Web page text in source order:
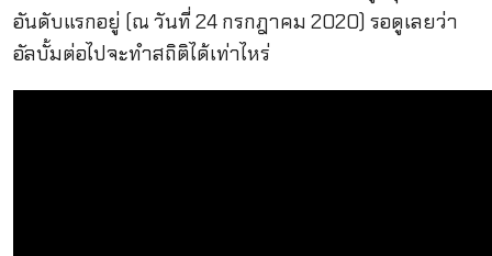
อันดับแรกอยู่ (ณ วันที่ 24 กรกฎาคม 2020) รอดูเลยว่า
อัลบั้มต่อไปจะทำสถิติได้เท่าไหร่